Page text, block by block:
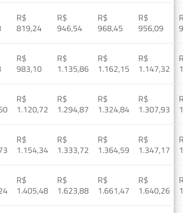
R$
819,24
R$
946,54
R$
968,45
R$
956,09
R$
983,10
R$
1.135,86
R$
1.162,15
R$
1.147,32
R$
1.120,72
R$
1.294,87
R$
1.324,84
R$
1.307,93
R$
1.154,34
R$
1.333,72
R$
1.364,59
R$
1.347,17
R$
1.405,48
R$
1.623,88
R$
1.661,47
R$
1.640,26